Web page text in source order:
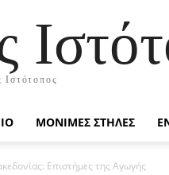
Ιστότοπος
ΜΟΝΙΜΕΣ ΣΤΗΛΕΣ
Επιστήμες της Αγωγής